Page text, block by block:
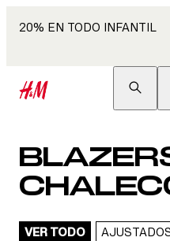
20% EN TODO INFANTIL
VER TODO